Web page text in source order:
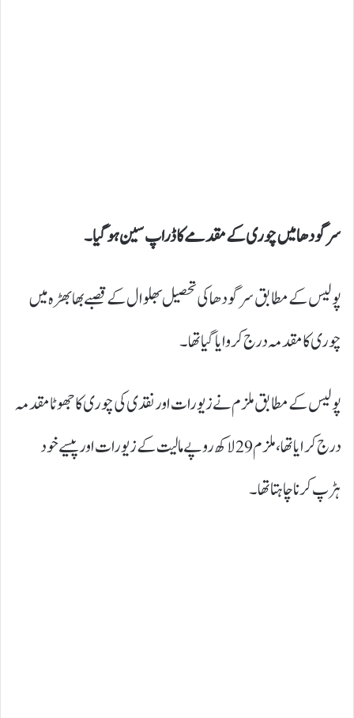
سرگودھا میں چوری کے مقدمےکا ڈراپ سین ہوگیا۔
پولیس کے مطابق سرگودھا کی تحصیل بھلوال کے قصبے بھابھڑہ میں
چوری کا مقدمہ درج کروایا گیا تھا۔
پولیس کے مطابق ملزم نے زیورات اور نقدی کی چوری کاجھوٹا مقدمہ
درج کرایا تھا، ملزم 29 لاکھ روپے مالیت کے زیورات اور پیسے خود
ہڑپ کرنا چاہتا تھا۔